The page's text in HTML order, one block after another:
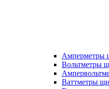
Амперметры
Вольтметры
Ваттметры